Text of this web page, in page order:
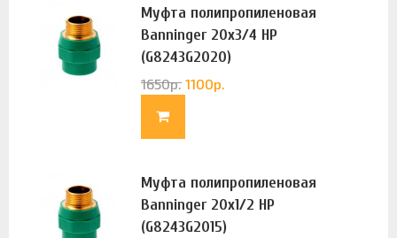
Муфта полипропиленовая
Banninger 20х3/4 НР
(G8243G2020)
1650р. 1100р.
Муфта полипропиленовая
Banninger 20х1/2 НР
(G8243G2015)